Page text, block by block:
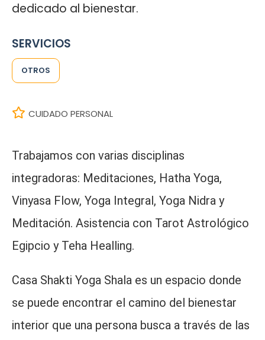
dedicado al bienestar.
SERVICIOS
OTROS
CUIDADO PERSONAL
Trabajamos con varias disciplinas
integradoras: Meditaciones, Hatha Yoga,
Vinyasa Flow, Yoga Integral, Yoga Nidra y
Meditación. Asistencia con Tarot Astrológico
Egipcio y Teha Healling.
Casa Shakti Yoga Shala es un espacio donde
se puede encontrar el camino del bienestar
interior que una persona busca a través de las